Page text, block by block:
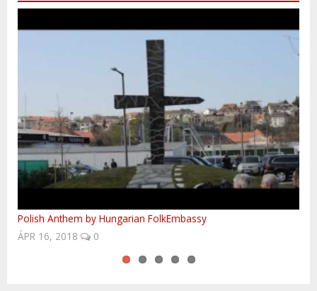
Polish Anthem by Hungarian FolkEmbassy
Rég elmúlt
NOV 16, 2015
0
Easy to be finished?
UNESCO világörökségi helyek Csehországban
Baba blues